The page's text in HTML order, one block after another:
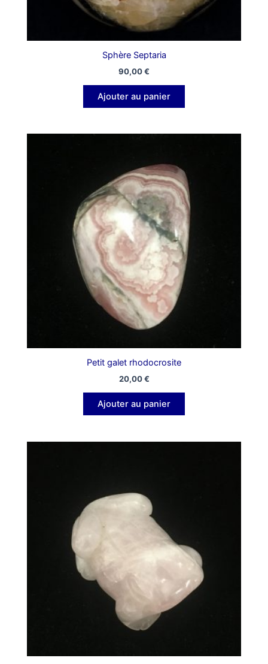
Sphère Septaria
90,00€
Ajouter au panier
Petit galet rhodocrosite
20,00€
Ajouter au panier